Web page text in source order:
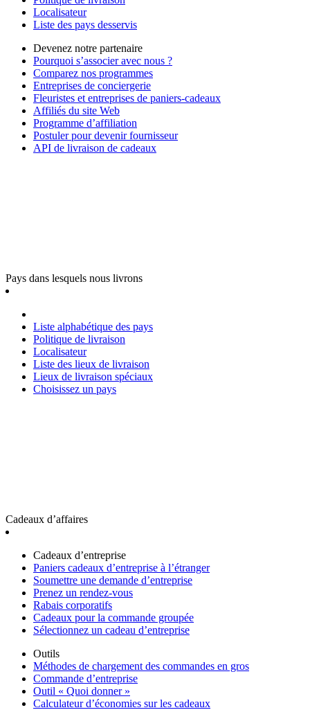
Localisateur
Liste des pays desservis
Devenez notre partenaire
Pourquoi s’associer avec nous ?
Comparez nos programmes
Entreprises de conciergerie
Fleuristes et entreprises de paniers-cadeaux
Affiliés du site Web
Programme d’affiliation
Postuler pour devenir fournisseur
API de livraison de cadeaux
Pays dans lesquels nous livrons
Liste alphabétique des pays
Politique de livraison
Localisateur
Liste des lieux de livraison
Lieux de livraison spéciaux
Choisissez un pays
Cadeaux d’affaires
Cadeaux d’entreprise
Paniers cadeaux d’entreprise à l’étranger
Soumettre une demande d’entreprise
Prenez un rendez-vous
Rabais corporatifs
Cadeaux pour la commande groupée
Sélectionnez un cadeau d’entreprise
Outils
Méthodes de chargement des commandes en gros
Commande d’entreprise
Outil « Quoi donner »
Calculateur d’économies sur les cadeaux